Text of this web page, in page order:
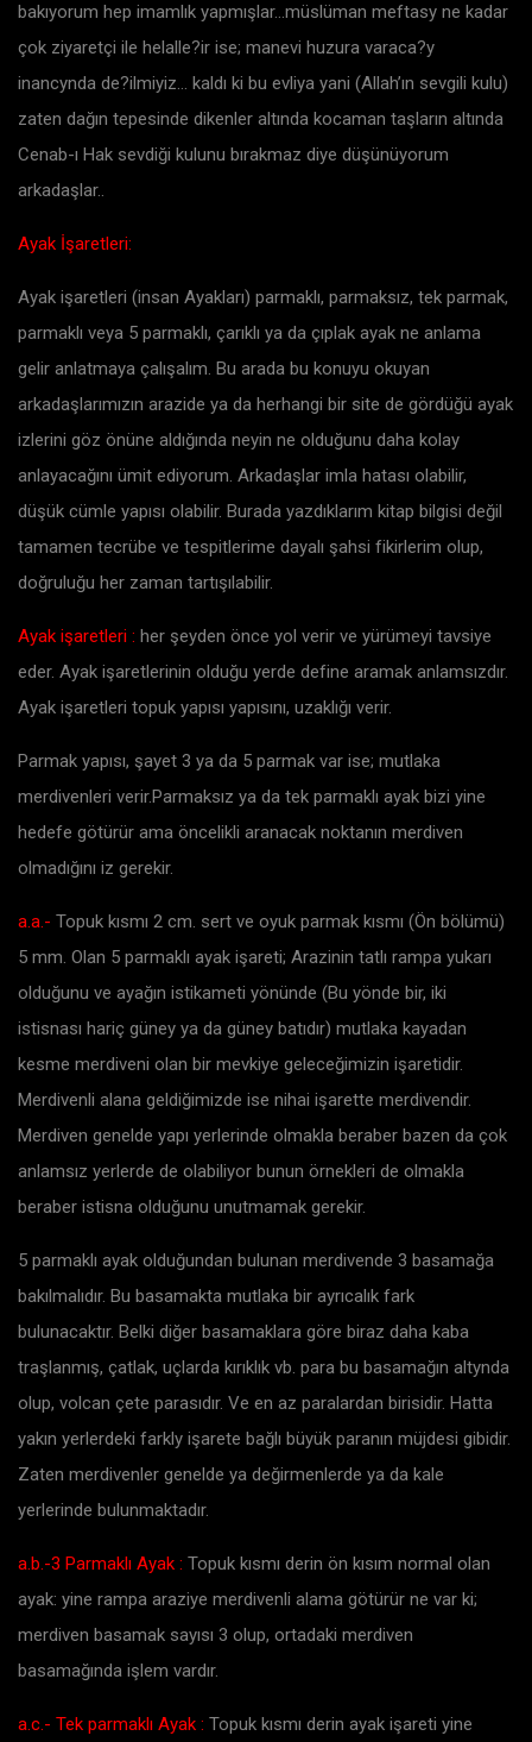
bakıyorum hep imamlık yapmışlar…müslüman meftasy ne kadar
çok ziyaretçi ile helalle?ir ise; manevi huzura varaca?y
inancynda de?ilmiyiz… kaldı ki bu evliya yani (Allah’ın sevgili kulu)
zaten dağın tepesinde dikenler altında kocaman taşların altında
Cenab-ı Hak sevdiği kulunu bırakmaz diye düşünüyorum
arkadaşlar..
Ayak İşaretleri:
Ayak işaretleri (insan Ayakları) parmaklı, parmaksız, tek parmak,
parmaklı veya 5 parmaklı, çarıklı ya da çıplak ayak ne anlama
gelir anlatmaya çalışalım. Bu arada bu konuyu okuyan
arkadaşlarımızın arazide ya da herhangi bir site de gördüğü ayak
izlerini göz önüne aldığında neyin ne olduğunu daha kolay
anlayacağını ümit ediyorum. Arkadaşlar imla hatası olabilir,
düşük cümle yapısı olabilir. Burada yazdıklarım kitap bilgisi değil
tamamen tecrübe ve tespitlerime dayalı şahsi fikirlerim olup,
doğruluğu her zaman tartışılabilir.
Ayak işaretleri : her şeyden önce yol verir ve yürümeyi tavsiye
eder. Ayak işaretlerinin olduğu yerde define aramak anlamsızdır.
Ayak işaretleri topuk yapısı yapısını, uzaklığı verir.
Parmak yapısı, şayet 3 ya da 5 parmak var ise; mutlaka
merdivenleri verir.Parmaksız ya da tek parmaklı ayak bizi yine
hedefe götürür ama öncelikli aranacak noktanın merdiven
olmadığını iz gerekir.
a.a.- Topuk kısmı 2 cm. sert ve oyuk parmak kısmı (Ön bölümü)
5 mm. Olan 5 parmaklı ayak işareti; Arazinin tatlı rampa yukarı
olduğunu ve ayağın istikameti yönünde (Bu yönde bir, iki
istisnası hariç güney ya da güney batıdır) mutlaka kayadan
kesme merdiveni olan bir mevkiye geleceğimizin işaretidir.
Merdivenli alana geldiğimizde ise nihai işarette merdivendir.
Merdiven genelde yapı yerlerinde olmakla beraber bazen da çok
anlamsız yerlerde de olabiliyor bunun örnekleri de olmakla
beraber istisna olduğunu unutmamak gerekir.
5 parmaklı ayak olduğundan bulunan merdivende 3 basamağa
bakılmalıdır. Bu basamakta mutlaka bir ayrıcalık fark
bulunacaktır. Belki diğer basamaklara göre biraz daha kaba
traşlanmış, çatlak, uçlarda kırıklık vb. para bu basamağın altynda
olup, volcan çete parasıdır. Ve en az paralardan birisidir. Hatta
yakın yerlerdeki farkly işarete bağlı büyük paranın müjdesi gibidir.
Zaten merdivenler genelde ya değirmenlerde ya da kale
yerlerinde bulunmaktadır.
a.b.-3 Parmaklı Ayak : Topuk kısmı derin ön kısım normal olan
ayak: yine rampa araziye merdivenli alama götürür ne var ki;
merdiven basamak sayısı 3 olup, ortadaki merdiven
basamağında işlem vardır.
a.c.- Tek parmaklı Ayak : Topuk kısmı derin ayak işareti yine